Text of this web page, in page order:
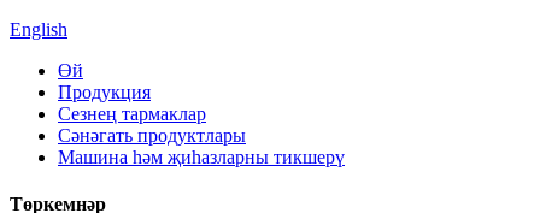
English
Өй
Продукция
Сезнең тармаклар
Сәнәгать продуктлары
Машина һәм җиһазларны тикшерү
Төркемнәр